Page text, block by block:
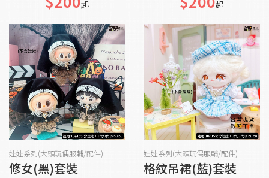
起 起
加入購物車
娃娃系列(大頭玩偶服輔/配件)
修女(黑)套裝
加入購物車
娃娃系列(大頭玩偶服輔/配件)
格紋吊裙(藍)套裝